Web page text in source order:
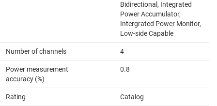
Bidirectional, Integrated
Power Accumulator,
Intergrated Power Monitor,
Low-side Capable
Number of channels 4
Power measurement
accuracy (%)
0.8
Rating Catalog